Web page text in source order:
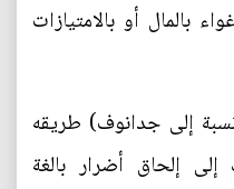
بالمال أو بالامتيازات
إلى جدانوف) طريقه
إلى إلحاق أضرار بالغة